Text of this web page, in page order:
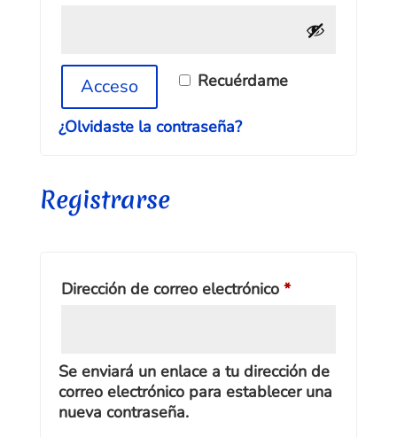
A
t
e
a
t
Recuérdame
Acceso
¿Olvidaste la contraseña?
Registrarse
Dirección de correo electrónico *Obligatorio
Se enviará un enlace a tu dirección de
correo electrónico para establecer una
nueva contraseña.